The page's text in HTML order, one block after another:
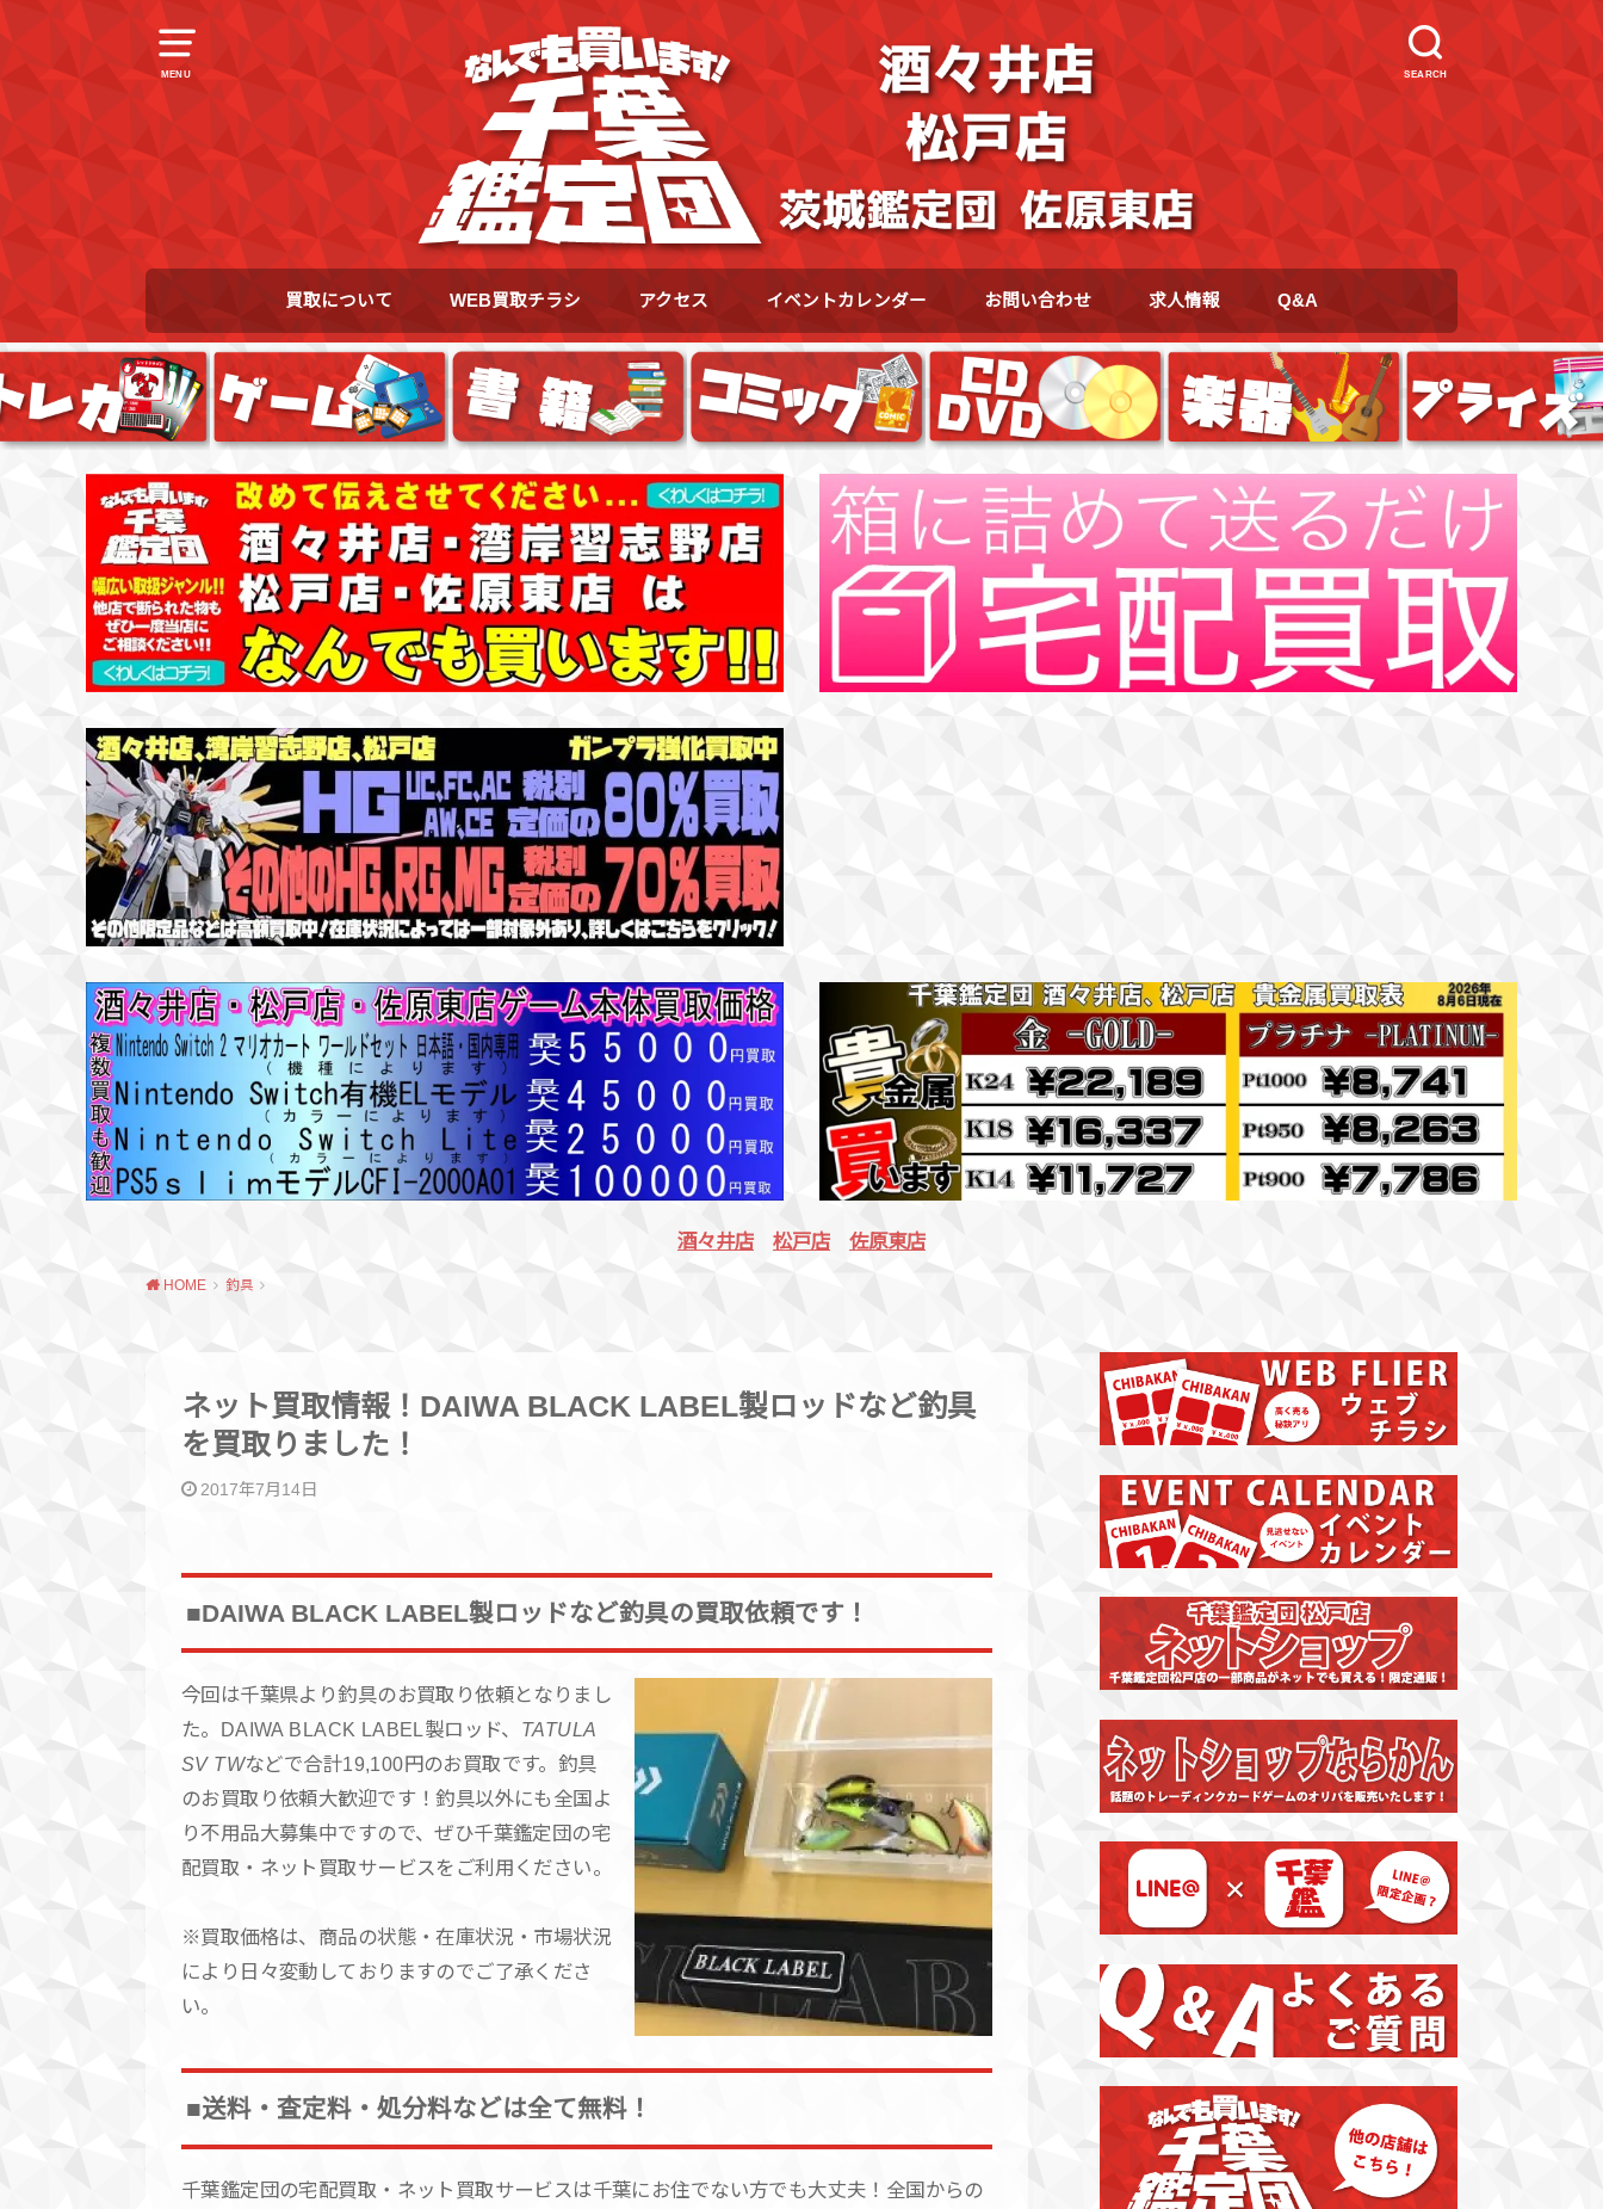
MENU SEARCH
買取について WEB買取チラシ アクセス イベントカレンダー お問い合わせ 求人情報 Q&A
酒々井店 松戸店 佐原東店
HOME 釣具
ネット買取情報！DAIWA BLACK LABEL製ロッドなど釣具
を買取りました！
2017年7月14日
■DAIWA BLACK LABEL製ロッドなど釣具の買取依頼です！
今回は千葉県より釣具のお買取り依頼となりまし
た。DAIWA BLACK LABEL製ロッド、 TATULA
SV TWなどで合計19,100円のお買取です。釣具
のお買取り依頼大歓迎です！釣具以外にも全国よ
り不用品大募集中ですので、ぜひ千葉鑑定団の宅
配買取・ネット買取サービスをご利用ください。
※買取価格は、商品の状態・在庫状況・市場状況
により日々変動しておりますのでご了承くださ
い。
■送料・査定料・処分料などは全て無料！
千葉鑑定団の宅配買取・ネット買取サービスは千葉にお住でない方でも大丈夫！全国からの